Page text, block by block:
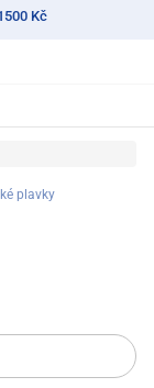
Kč
plavky